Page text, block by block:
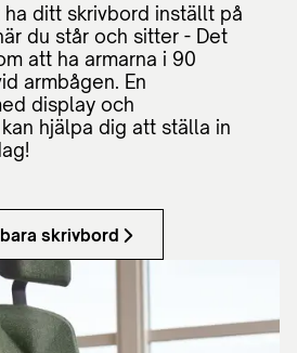
ditt skrivbord inställt på
du står och sitter - Det
att ha armarna i 90
armbågen. En
display och
hjälpa dig att ställa in
skrivbord